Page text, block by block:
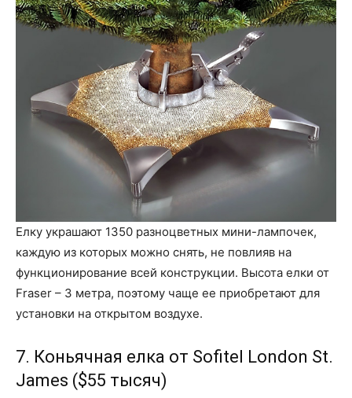
Елку украшают 1350 разноцветных мини-лампочек,
каждую из которых можно снять, не повлияв на
функционирование всей конструкции. Высота елки от
Fraser – 3 метра, поэтому чаще ее приобретают для
установки на открытом воздухе.
7. Коньячная елка от Sofitel London St.
James ($55 тысяч)